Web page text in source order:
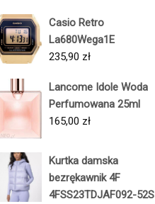
Casio Retro
La680Wega1E
235,90 zł
Lancome Idole Woda
Perfumowana 25ml
165,00 zł
Kurtka damska
bezrękawnik 4F
4FSS23TDJAF092-52S